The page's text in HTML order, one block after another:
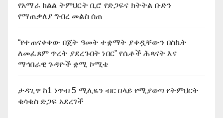
የአማራ ክልል ትምህርት ቢሮ የድጋፍና ክትትል ቡድን
የማጠቃለያ ግብረ መልስ ሰጠ
“የተጠናቀቀው በጀት ዓመት ተቋማት ያቀዷቸውን በስኬት
ለመፈጸም ጥረት ያደረጉበት ነበር” የሴቶች ሕጻናት እና
ማኅበራዊ ጉዳዮች ቋሚ ኮሚቴ
ታዳጊዋ ከ1 ነጥብ 5 ሚሊዬን ብር በላይ የሚያወጣ የትምህርት
ቁሳቁስ ድጋፍ አደረገች